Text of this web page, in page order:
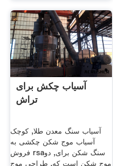
آسیاب چکش برای
تراش
آسیاب سنگ معدن طلا, کوچک
آسیاب موج شکن چکشی به
فروش rsaسنگ شکن برای, دو
موج شکن است که, طراحی موج